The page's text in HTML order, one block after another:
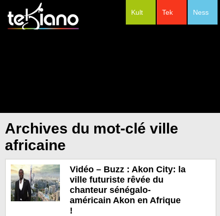
Ness
Tek
Kult
Archives du mot-clé ville
africaine
Vidéo – Buzz : Akon City: la
ville futuriste rêvée du
chanteur sénégalo-
américain Akon en Afrique
!